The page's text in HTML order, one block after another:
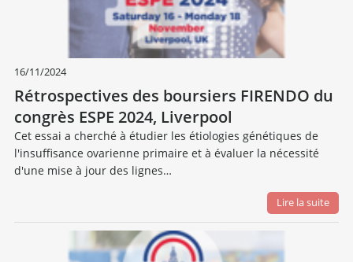
16/11/2024
Rétrospectives des boursiers FIRENDO du
congrès ESPE 2024, Liverpool
Cet essai a cherché à étudier les étiologies génétiques de
l'insuffisance ovarienne primaire et à évaluer la nécessité
d'une mise à jour des lignes…
Lire la suite